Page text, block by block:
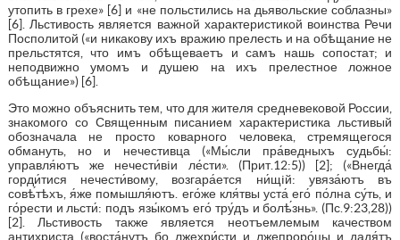
утопить в грехе» [6] и «не польстились на дьявольские соблазны»
[6]. Льстивость является важной характеристикой воинства Речи
Посполитой («и никакову ихъ вражию прелесть и на обѣщание не
прельстятся, что имъ обѣщеваетъ и самъ нашь сопостат; и
неподвижно умомъ и душею на ихъ прелестное ложное
обѣщание») [6].
Это можно объяснить тем, что для жителя средневековой России,
знакомого со Священным писанием характеристика льстивый
обозначала не просто коварного человека, стремящегося
обмануть, но и нечестивца («Мы́сли пра́ведныхъ судьбы́:
управля́ютъ же нечести́вiи ле́сти». (Прит.12:5)) [2]; («Внегда́
горди́тися нечести́вому, возгара́ется ни́щiй: увяза́ютъ въ
совѣ́тѣхъ, я́же помышля́ютъ. его́же кля́твы уста́ его́ по́лна су́ть, и
го́рести и льсти́: подъ язы́комъ его́ тру́дъ и болѣ́знь». (Пс.9:23,28))
[2]. Льстивость также является неотъемлемым качеством
антихриста («воста́нутъ бо лжехри́сти и лжепроро́цы и дадя́тъ